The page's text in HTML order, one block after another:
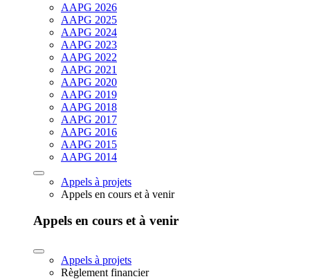
AAPG 2026
AAPG 2025
AAPG 2024
AAPG 2023
AAPG 2022
AAPG 2021
AAPG 2020
AAPG 2019
AAPG 2018
AAPG 2017
AAPG 2016
AAPG 2015
AAPG 2014
Appels à projets
Appels en cours et à venir
Appels en cours et à venir
Appels à projets
Règlement financier